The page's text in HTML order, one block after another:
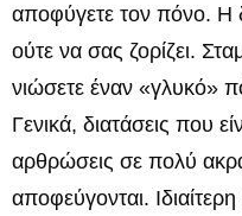
αποφύγετε τον πόνο. Η
ούτε να σας ζορίζει.
νιώσετε έναν «γλυκό»
Γενικά, διατάσεις που
αρθρώσεις σε πολύ
αποφεύγονται.